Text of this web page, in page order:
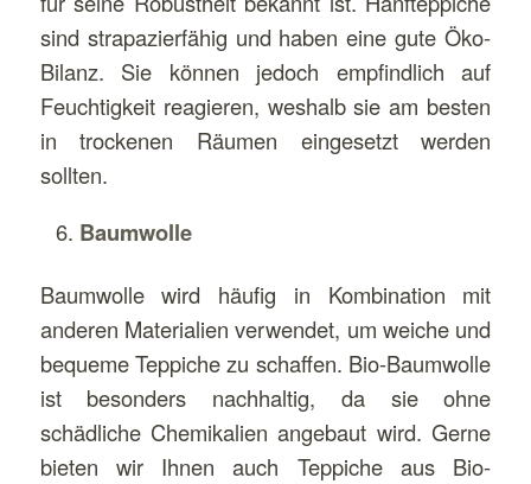
sind strapazierfähig und haben eine gute Öko-
Bilanz. Sie können jedoch empfindlich auf
Feuchtigkeit reagieren, weshalb sie am besten
in trockenen Räumen eingesetzt werden
sollten.
Baumwolle
Baumwolle wird häufig in Kombination mit
anderen Materialien verwendet, um weiche und
bequeme Teppiche zu schaffen. Bio-Baumwolle
ist besonders nachhaltig, da sie ohne
schädliche Chemikalien angebaut wird. Gerne
bieten wir Ihnen auch Teppiche aus Bio-